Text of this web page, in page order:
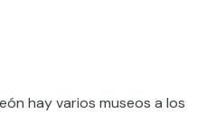
hay varios museos a los